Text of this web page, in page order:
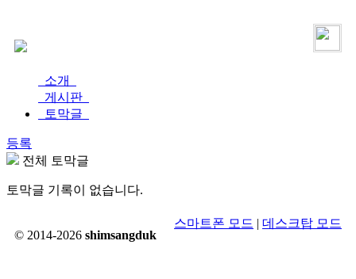
소개
게시판
토막글
등록
전체 토막글
토막글 기록이 없습니다.
© 2014-2026 shimsangduk
스마트폰 모드 | 데스크탑 모드